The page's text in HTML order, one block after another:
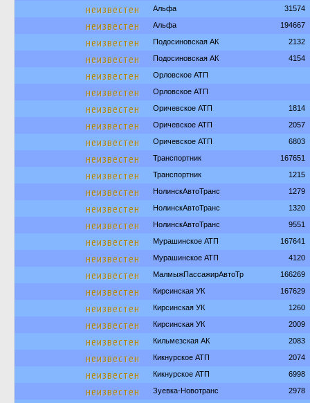
неизвестен Альфа 31574
неизвестен Альфа 194667
неизвестен Подосиновская АК 2132
неизвестен Подосиновская АК 4154
неизвестен Орловское АТП
неизвестен Орловское АТП
неизвестен Оричевское АТП 1814
неизвестен Оричевское АТП 2057
неизвестен Оричевское АТП 6803
неизвестен Транспортник 167651
неизвестен Транспортник 1215
неизвестен НолинскАвтоТранс 1279
неизвестен НолинскАвтоТранс 1320
неизвестен НолинскАвтоТранс 9551
неизвестен Мурашинское АТП 167641
неизвестен Мурашинское АТП 4120
неизвестен МалмыжПассажирАвтоТр 166269
неизвестен Кирсинская УК 167629
неизвестен Кирсинская УК 1260
неизвестен Кирсинская УК 2009
неизвестен Кильмезская АК 2083
неизвестен Кикнурское АТП 2074
неизвестен Кикнурское АТП 6998
неизвестен Зуевка-Новотранс 2978